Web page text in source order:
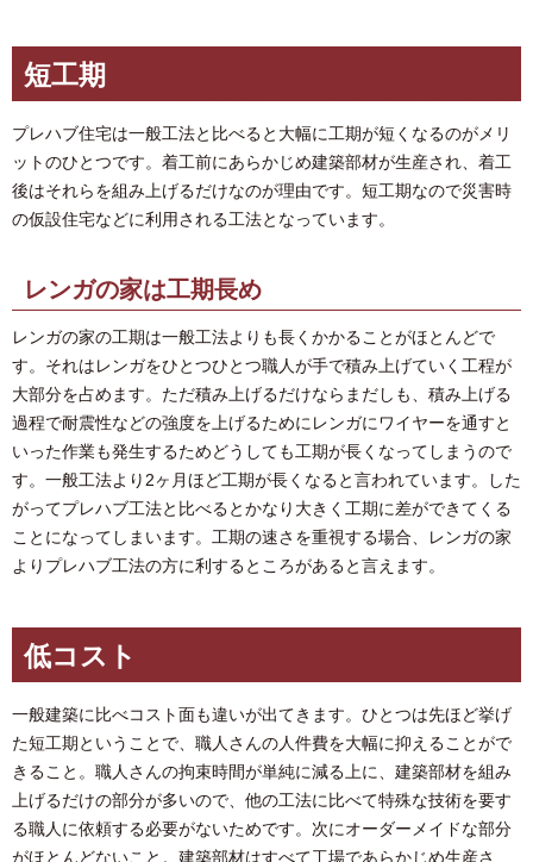
短工期
プレハブ住宅は一般工法と比べると大幅に工期が短くなるのがメリ
ットのひとつです。着工前にあらかじめ建築部材が生産され、着工
後はそれらを組み上げるだけなのが理由です。短工期なので災害時
の仮設住宅などに利用される工法となっています。
レンガの家は工期長め
レンガの家の工期は一般工法よりも長くかかることがほとんどで
す。それはレンガをひとつひとつ職人が手で積み上げていく工程が
大部分を占めます。ただ積み上げるだけならまだしも、積み上げる
過程で耐震性などの強度を上げるためにレンガにワイヤーを通すと
いった作業も発生するためどうしても工期が長くなってしまうので
す。一般工法より2ヶ月ほど工期が長くなると言われています。した
がってプレハブ工法と比べるとかなり大きく工期に差ができてくる
ことになってしまいます。工期の速さを重視する場合、レンガの家
よりプレハブ工法の方に利するところがあると言えます。
低コスト
一般建築に比べコスト面も違いが出てきます。ひとつは先ほど挙げ
た短工期ということで、職人さんの人件費を大幅に抑えることがで
きること。職人さんの拘束時間が単純に減る上に、建築部材を組み
上げるだけの部分が多いので、他の工法に比べて特殊な技術を要す
る職人に依頼する必要がないためです。次にオーダーメイドな部分
がほとんどないこと。建築部材はすべて工場であらかじめ生産さ